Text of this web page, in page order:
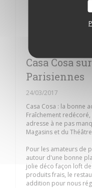
Casa Cosa
Parisiennes
24/03/2017
Casa Cosa : la bonne
Fraîchement
adresse à ne pas
Magasins et du
Pour les amateurs de
autour d'une bonne
jolie déco façon loft
produits frais, le
addition pour nous